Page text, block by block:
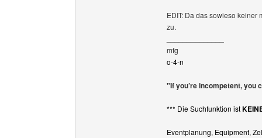
EDIT: Da das sowieso
zu.
mfg
o-4-n
"If you’re incompetent, you
*** Die Suchfunktion ist
Eventplanung, Equipment,